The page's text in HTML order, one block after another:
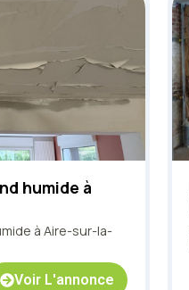
humide à
à Aire-sur-la-
Voir L'annonce